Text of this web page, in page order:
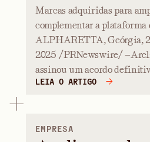
Marcas adquiridas para
complementar a
ALPHARETTA, Geórgia,
2025 /PRNewswire/
assinou um acordo
LEIA O ARTIGO
EMPRESA